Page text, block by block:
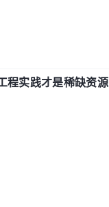
程实践才是稀缺资源